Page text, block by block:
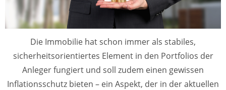
Die Immobilie hat schon immer als stabiles,
sicherheitsorientiertes Element in den Portfolios der
Anleger fungiert und soll zudem einen gewissen
Inflationsschutz bieten – ein Aspekt, der in der aktuellen